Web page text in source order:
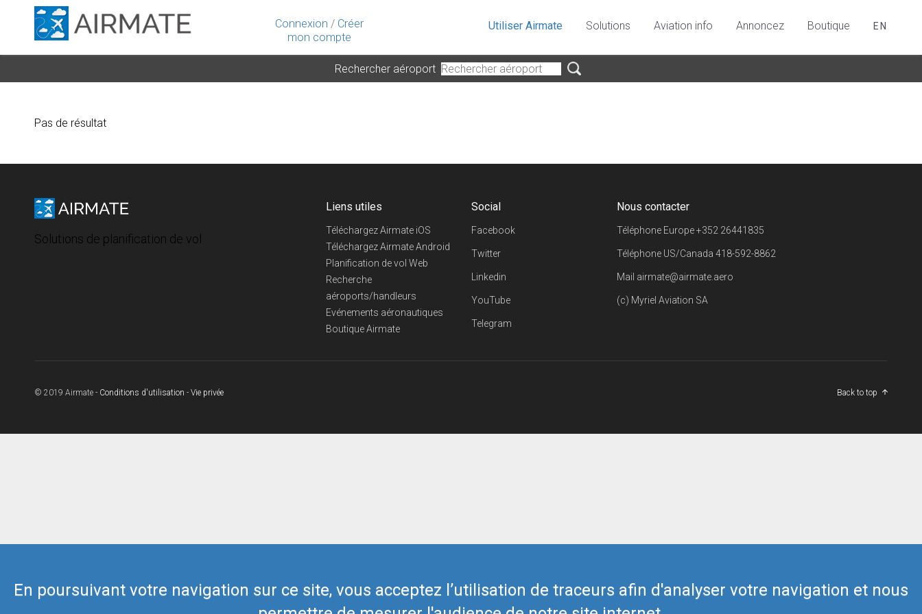
Connexion / Créer
mon compte
En poursuivant votre navigation sur ce site, vous acceptez l’utilisation de traceurs afin d'analyser votre navigation et nous
Utiliser Airmate Solutions Aviation info Annoncez Boutique EN
Rechercher aéroport
Pas de résultat
Solutions de planification de vol
Liens utiles
Téléchargez Airmate iOS
Téléchargez Airmate Android
Planification de vol Web
Recherche
aéroports/handleurs
Evénements aéronautiques
Boutique Airmate
Social
Facebook
Twitter
Linkedin
YouTube
Telegram
Nous contacter
Téléphone Europe+352 26441835
Téléphone US/Canada418-592-8862
Mail airmate@airmate.aero
(c) Myriel Aviation SA
© 2019 Airmate - Conditions d'utilisation - Vie privée Back to top